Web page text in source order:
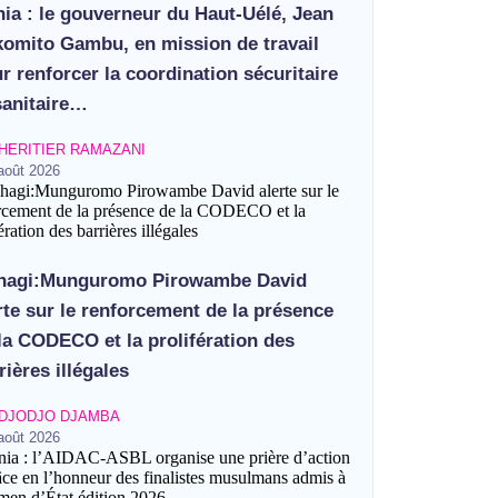
sécuritaire et sanitaire avec l’Ituri
des barrières illégales
à l’Examen d’État édition 2026
contre Ebola
la cohésion sociale
: le gouverneur du Haut-Uélé, Jean
Gambu, en mission de travail
renforcer la coordination sécuritaire
HERITIER RAMAZANI
2026
Pirowambe David
sur le renforcement de la présence
CODECO et la prolifération des
illégales
DJODJO DJAMBA
2026